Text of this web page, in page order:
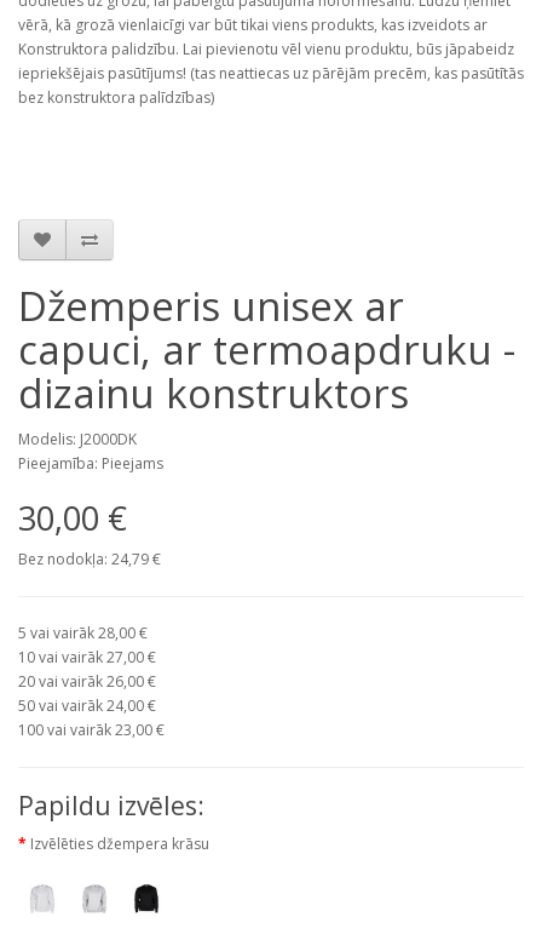
vērā, kā grozā vienlaicīgi var būt tikai viens produkts, kas izveidots ar
Konstruktora palidzību. Lai pievienotu vēl vienu produktu, būs jāpabeidz
iepriekšējais pasūtījums! (tas neattiecas uz pārējām precēm, kas pasūtītās
bez konstruktora palīdzības)
Džemperis unisex ar
capuci, ar termoapdruku -
dizainu konstruktors
Modelis: J2000DK
Pieejamība: Pieejams
30,00 €
Bez nodokļa: 24,79 €
5 vai vairāk 28,00 €
10 vai vairāk 27,00 €
20 vai vairāk 26,00 €
50 vai vairāk 24,00 €
100 vai vairāk 23,00 €
Papildu izvēles:
Izvēlēties džempera krāsu